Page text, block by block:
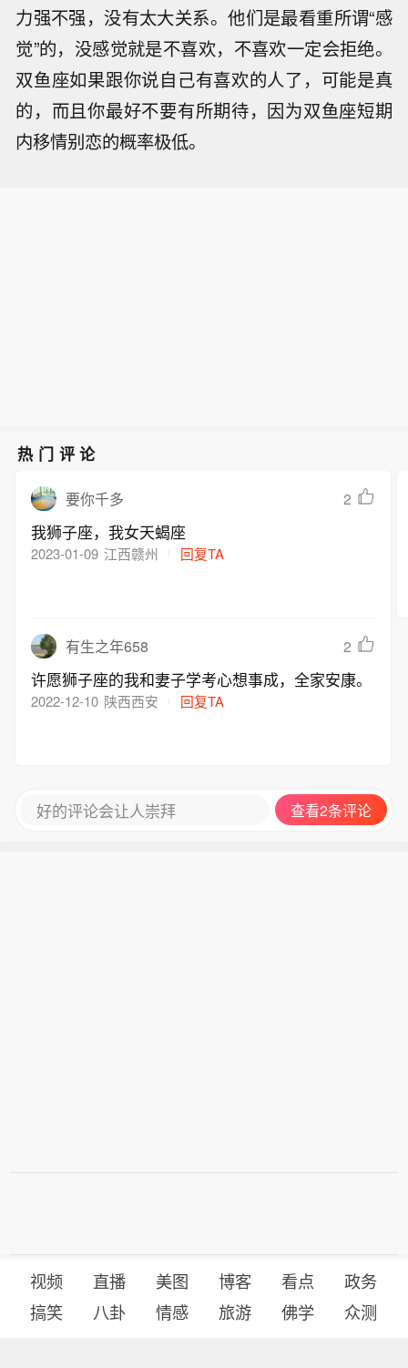
力强不强，没有太大关系。他们是最看重所谓“感
觉”的，没感觉就是不喜欢，不喜欢一定会拒绝。
双鱼座如果跟你说自己有喜欢的人了，可能是真
的，而且你最好不要有所期待，因为双鱼座短期
内移情别恋的概率极低。
热门评论
要你千多 2
我狮子座，我女天蝎座
2023-01-09 江西赣州 回复TA
有生之年658 2
许愿狮子座的我和妻子学考心想事成，全家安康。
2022-12-10 陕西西安 回复TA
好的评论会让人崇拜 查看2条评论
视频 直播 美图 博客 看点
政务
搞笑
八卦 情感 旅游 佛学 众测